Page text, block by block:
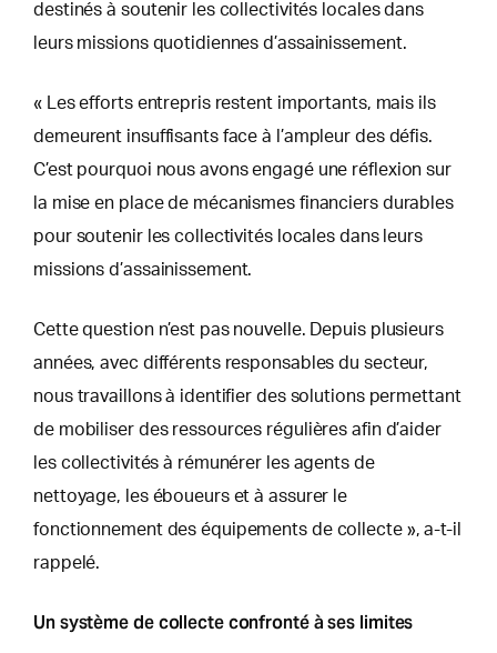
destinés à soutenir les collectivités locales dans
leurs missions quotidiennes d’assainissement.
« Les efforts entrepris restent importants, mais ils
demeurent insuffisants face à l’ampleur des défis.
C’est pourquoi nous avons engagé une réflexion sur
la mise en place de mécanismes financiers durables
pour soutenir les collectivités locales dans leurs
missions d’assainissement.
Cette question n’est pas nouvelle. Depuis plusieurs
années, avec différents responsables du secteur,
nous travaillons à identifier des solutions permettant
de mobiliser des ressources régulières afin d’aider
les collectivités à rémunérer les agents de
nettoyage, les éboueurs et à assurer le
fonctionnement des équipements de collecte », a-t-il
rappelé.
Un système de collecte confronté à ses limites